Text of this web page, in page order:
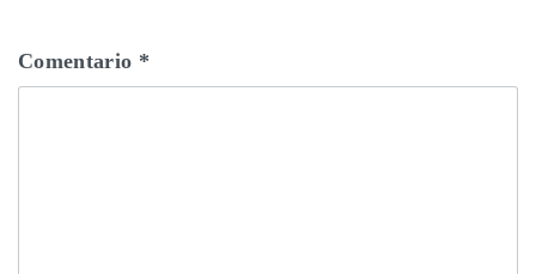
Comentario *